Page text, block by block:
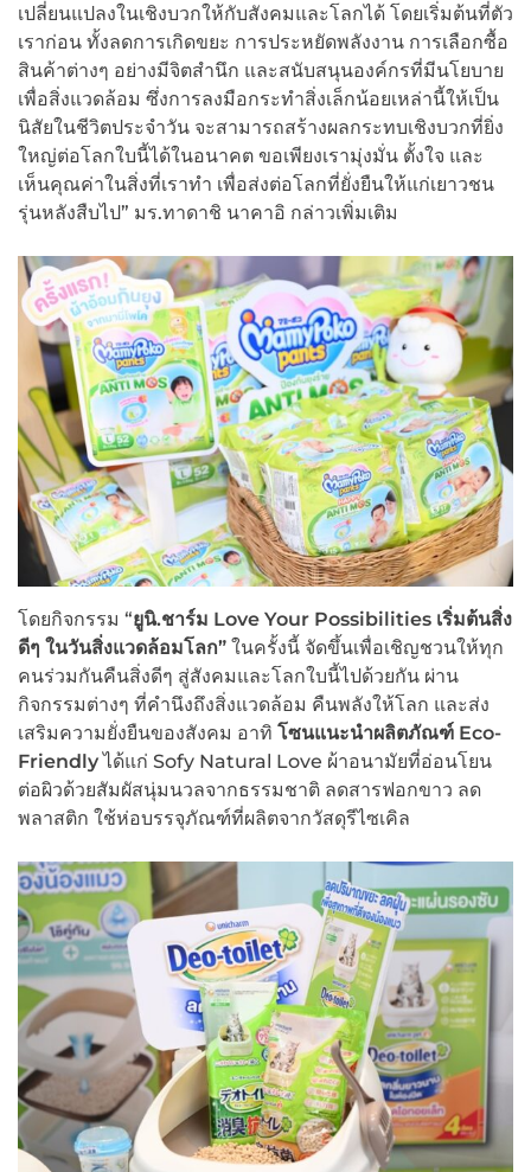
เปลี่ยนแปลงในเชิงบวกให้กับสังคมและโลกได้ โดยเริ่มต้นที่ตัว
เราก่อน ทั้งลดการเกิดขยะ การประหยัดพลังงาน การเลือกซื้อ
สินค้าต่างๆ อย่างมีจิตสำนึก และสนับสนุนองค์กรที่มีนโยบาย
เพื่อสิ่งแวดล้อม ซึ่งการลงมือกระทำสิ่งเล็กน้อยเหล่านี้ให้เป็น
นิสัยในชีวิตประจำวัน จะสามารถสร้างผลกระทบเชิงบวกที่ยิ่ง
ใหญ่ต่อโลกใบนี้ได้ในอนาคต ขอเพียงเรามุ่งมั่น ตั้งใจ และ
เห็นคุณค่าในสิ่งที่เราทำ เพื่อส่งต่อโลกที่ยั่งยืนให้แก่เยาวชน
รุ่นหลังสืบไป” มร.ทาดาชิ นาคาอิ กล่าวเพิ่มเติม
โดยกิจกรรม “ยูนิ.ชาร์ม Love Your Possibilities เริ่มต้นสิ่ง
ดีๆ ในวันสิ่งแวดล้อมโลก” ในครั้งนี้ จัดขึ้นเพื่อเชิญชวนให้ทุก
คนร่วมกันคืนสิ่งดีๆ สู่สังคมและโลกใบนี้ไปด้วยกัน ผ่าน
กิจกรรมต่างๆ ที่คำนึงถึงสิ่งแวดล้อม คืนพลังให้โลก และส่ง
เสริมความยั่งยืนของสังคม อาทิ โซนแนะนำผลิตภัณฑ์ Eco-
Friendlyได้แก่ Sofy Natural Love ผ้าอนามัยที่อ่อนโยน
ต่อผิวด้วยสัมผัสนุ่มนวลจากธรรมชาติ ลดสารฟอกขาว ลด
พลาสติก ใช้ห่อบรรจุภัณฑ์ที่ผลิตจากวัสดุรีไซเคิล